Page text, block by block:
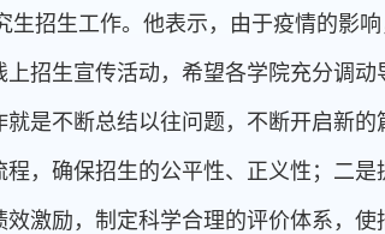
生招生工作。他表示，由于疫情的影
招生宣传活动，希望各学院充分调动
是不断总结以往问题，不断开启新
，确保招生的公平性、正义性；二
激励，制定科学合理的评价体系，使